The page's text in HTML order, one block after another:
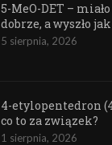
5-MeO-DET –
dobrze, a wyszło
5 sierpnia, 2026
4-etylopentedron
co to za związek?
1 sierpnia, 2026